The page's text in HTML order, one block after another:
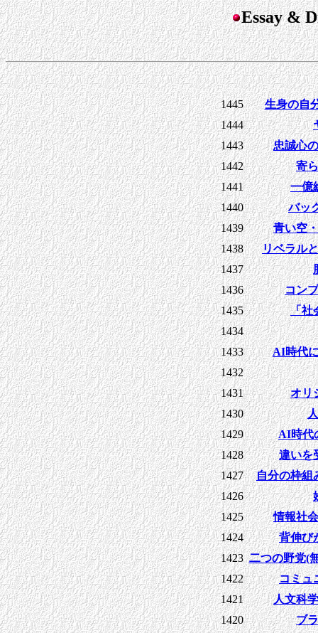
Essay &
1445
生身の自
1444
1443
忠誠心
1442
寄
1441
一億
1440
バッ
1439
青い空
1438
リベラル
1437
1436
コン
1435
「社
1434
1433
AI時代
1432
1431
オリ
1430
1429
AI時代
1428
違いを
1427
自分の枠組
1426
1425
情報社
1424
背伸び
1423 二つの野党(
1422
コミュ
1421
人文科
1420
ブ